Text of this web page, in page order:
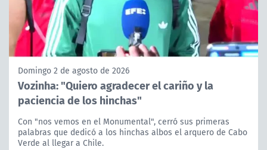
Domingo 2 de agosto de 2026
Vozinha: "Quiero agradecer el cariño y la
paciencia de los hinchas"
Con "nos vemos en el Monumental", cerró sus primeras
palabras que dedicó a los hinchas albos el arquero de Cabo
Verde al llegar a Chile.